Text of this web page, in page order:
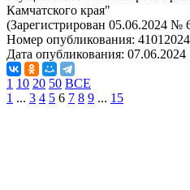
Камчатского края"
(Зарегистрирован 05.06.2024 №
Номер опубликования:
Дата опубликования: 07.06.2024
1 10 20 50 ВСЕ
1 ... 3 4 5 6 7 8 9 ... 15